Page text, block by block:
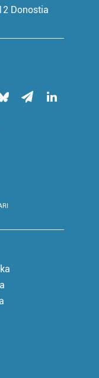
Donostia